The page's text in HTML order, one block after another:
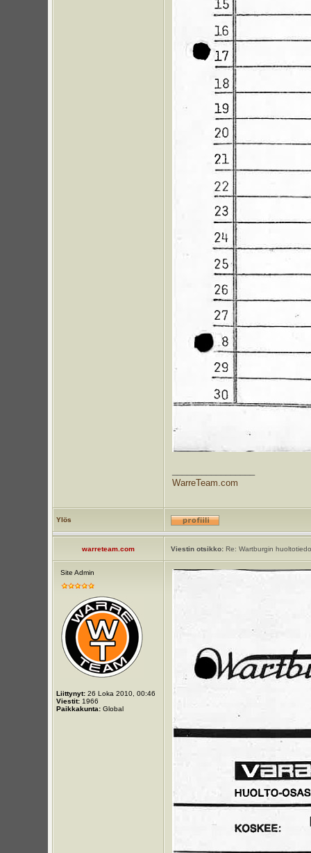
WarreTeam.com
Ylös
warreteam.com Viestin otsikko:Re: Wartburgin
Site Admin
Liittynyt:26 Loka 2010, 00:46
Viestit:1966
Paikkakunta:Global